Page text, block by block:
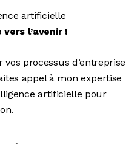
l’avenir !
processus d’entreprise
appel à mon expertise
artificielle pour